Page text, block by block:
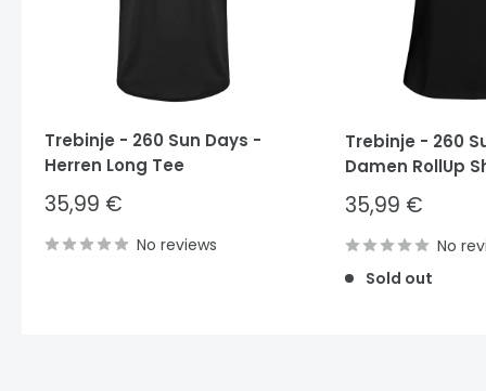
Trebinje - 260 Sun Days -
Herren Long Tee
Sale
price
35,99 €
No reviews
Trebinje - 260
Damen RollUp
Sale
price
35,99 €
No
Sold out